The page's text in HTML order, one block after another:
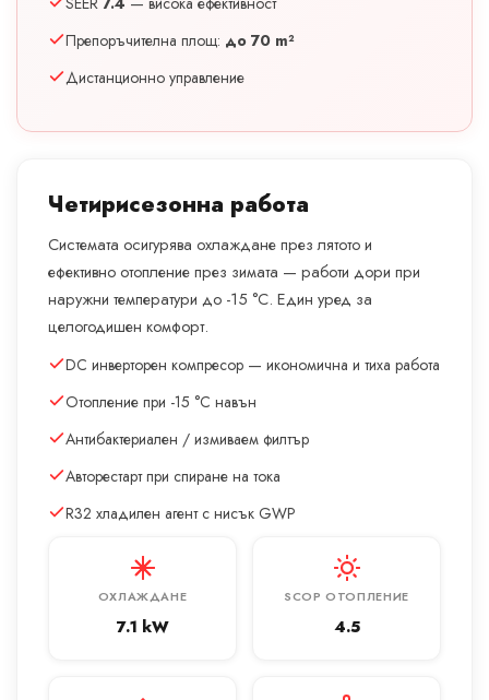
Препоръчителна площ: до 70 m²
Дистанционно управление
Четирисезонна работа
Системата осигурява охлаждане през лятото и
ефективно отопление през зимата — работи дори при
наружни температури до -15 °C. Един уред за
целогодишен комфорт.
DC инверторен компресор — икономична и тиха работа
Отопление при -15 °C навън
Антибактериален / измиваем филтър
Авторестарт при спиране на тока
R32 хладилен агент с нисък GWP
ОХЛАЖДАНЕ
7.1 kW
SCOP ОТОПЛЕНИЕ
4.5